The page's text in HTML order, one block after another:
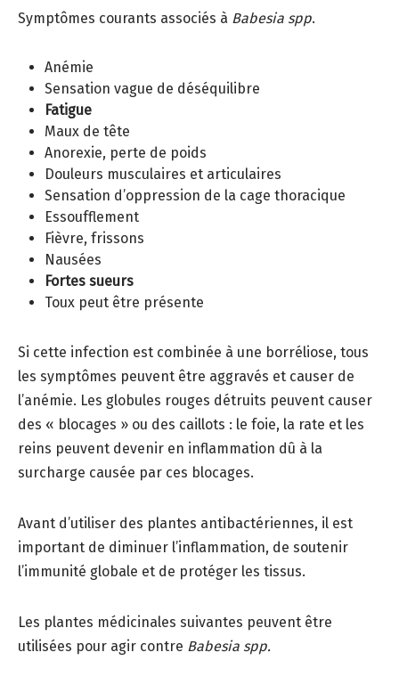
Symptômes courants associés à Babesia spp.
Anémie
Sensation vague de déséquilibre
Fatigue
Maux de tête
Anorexie, perte de poids
Douleurs musculaires et articulaires
Sensation d’oppression de la cage thoracique
Essoufflement
Fièvre, frissons
Nausées
Fortes sueurs
Toux peut être présente
Si cette infection est combinée à une borréliose, tous
les symptômes peuvent être aggravés et causer de
l’anémie. Les globules rouges détruits peuvent causer
des « blocages » ou des caillots : le foie, la rate et les
reins peuvent devenir en inflammation dû à la
surcharge causée par ces blocages.
Avant d’utiliser des plantes antibactériennes, il est
important de diminuer l’inflammation, de soutenir
l’immunité globale et de protéger les tissus.
Les plantes médicinales suivantes peuvent être
utilisées pour agir contre Babesia spp.